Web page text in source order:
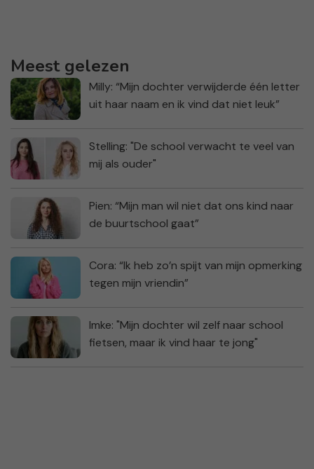
Meest gelezen
Milly: “Mijn dochter verwijderde één letter
uit haar naam en ik vind dat niet leuk”
Stelling: "De school verwacht te veel van
mij als ouder"
Pien: “Mijn man wil niet dat ons kind naar
de buurtschool gaat”
Cora: “Ik heb zo’n spijt van mijn opmerking
tegen mijn vriendin”
Imke: "Mijn dochter wil zelf naar school
fietsen, maar ik vind haar te jong"